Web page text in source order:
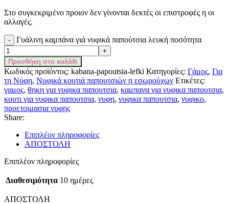
Στο συγκεκριμένο προιον δεν γίνονται δεκτές οι επιστροφές η οι
αλλαγές.
Γυάλινη καμπάνα γιά νυφικά παπούτσια λευκή ποσότητα
Προσθήκη στο καλάθι
Κωδικός προϊόντος: kabana-papoutsia-lefki Κατηγορίες: Γάμος, Για
τη Νύφη, Νυφικά κουτιά παπουτσιών η εσωρούχων Ετικέτες:
γαμος, θηκη για νυφικα παπουτσια, καμπανα για νυφικα παπουτσια,
κουτι για νυφικα παπουτσια, νυφη, νυφικα παπουτσια, νυφικο,
προετοιμασια νυφης
Share:
Επιπλέον πληροφορίες
ΑΠΟΣΤΟΛΗ
Επιπλέον πληροφορίες
Διαθεσιμότητα 10 ημέρες
ΑΠΟΣΤΟΛΗ